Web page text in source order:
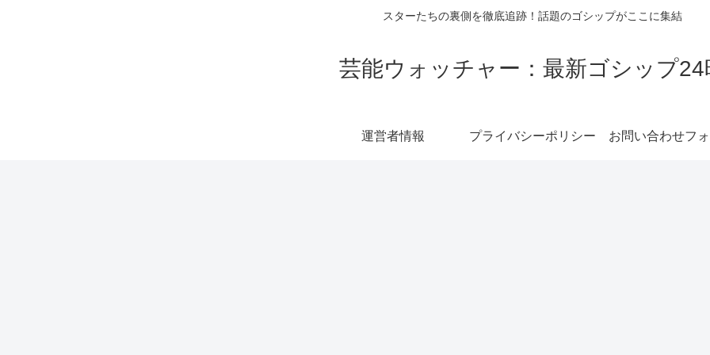
スターたちの裏側を徹底追跡！話題のゴシップがここに集結
芸能ウォッチャー：最新ゴシップ24
運営者情報 プライバシーポリシー お問い合わせフ